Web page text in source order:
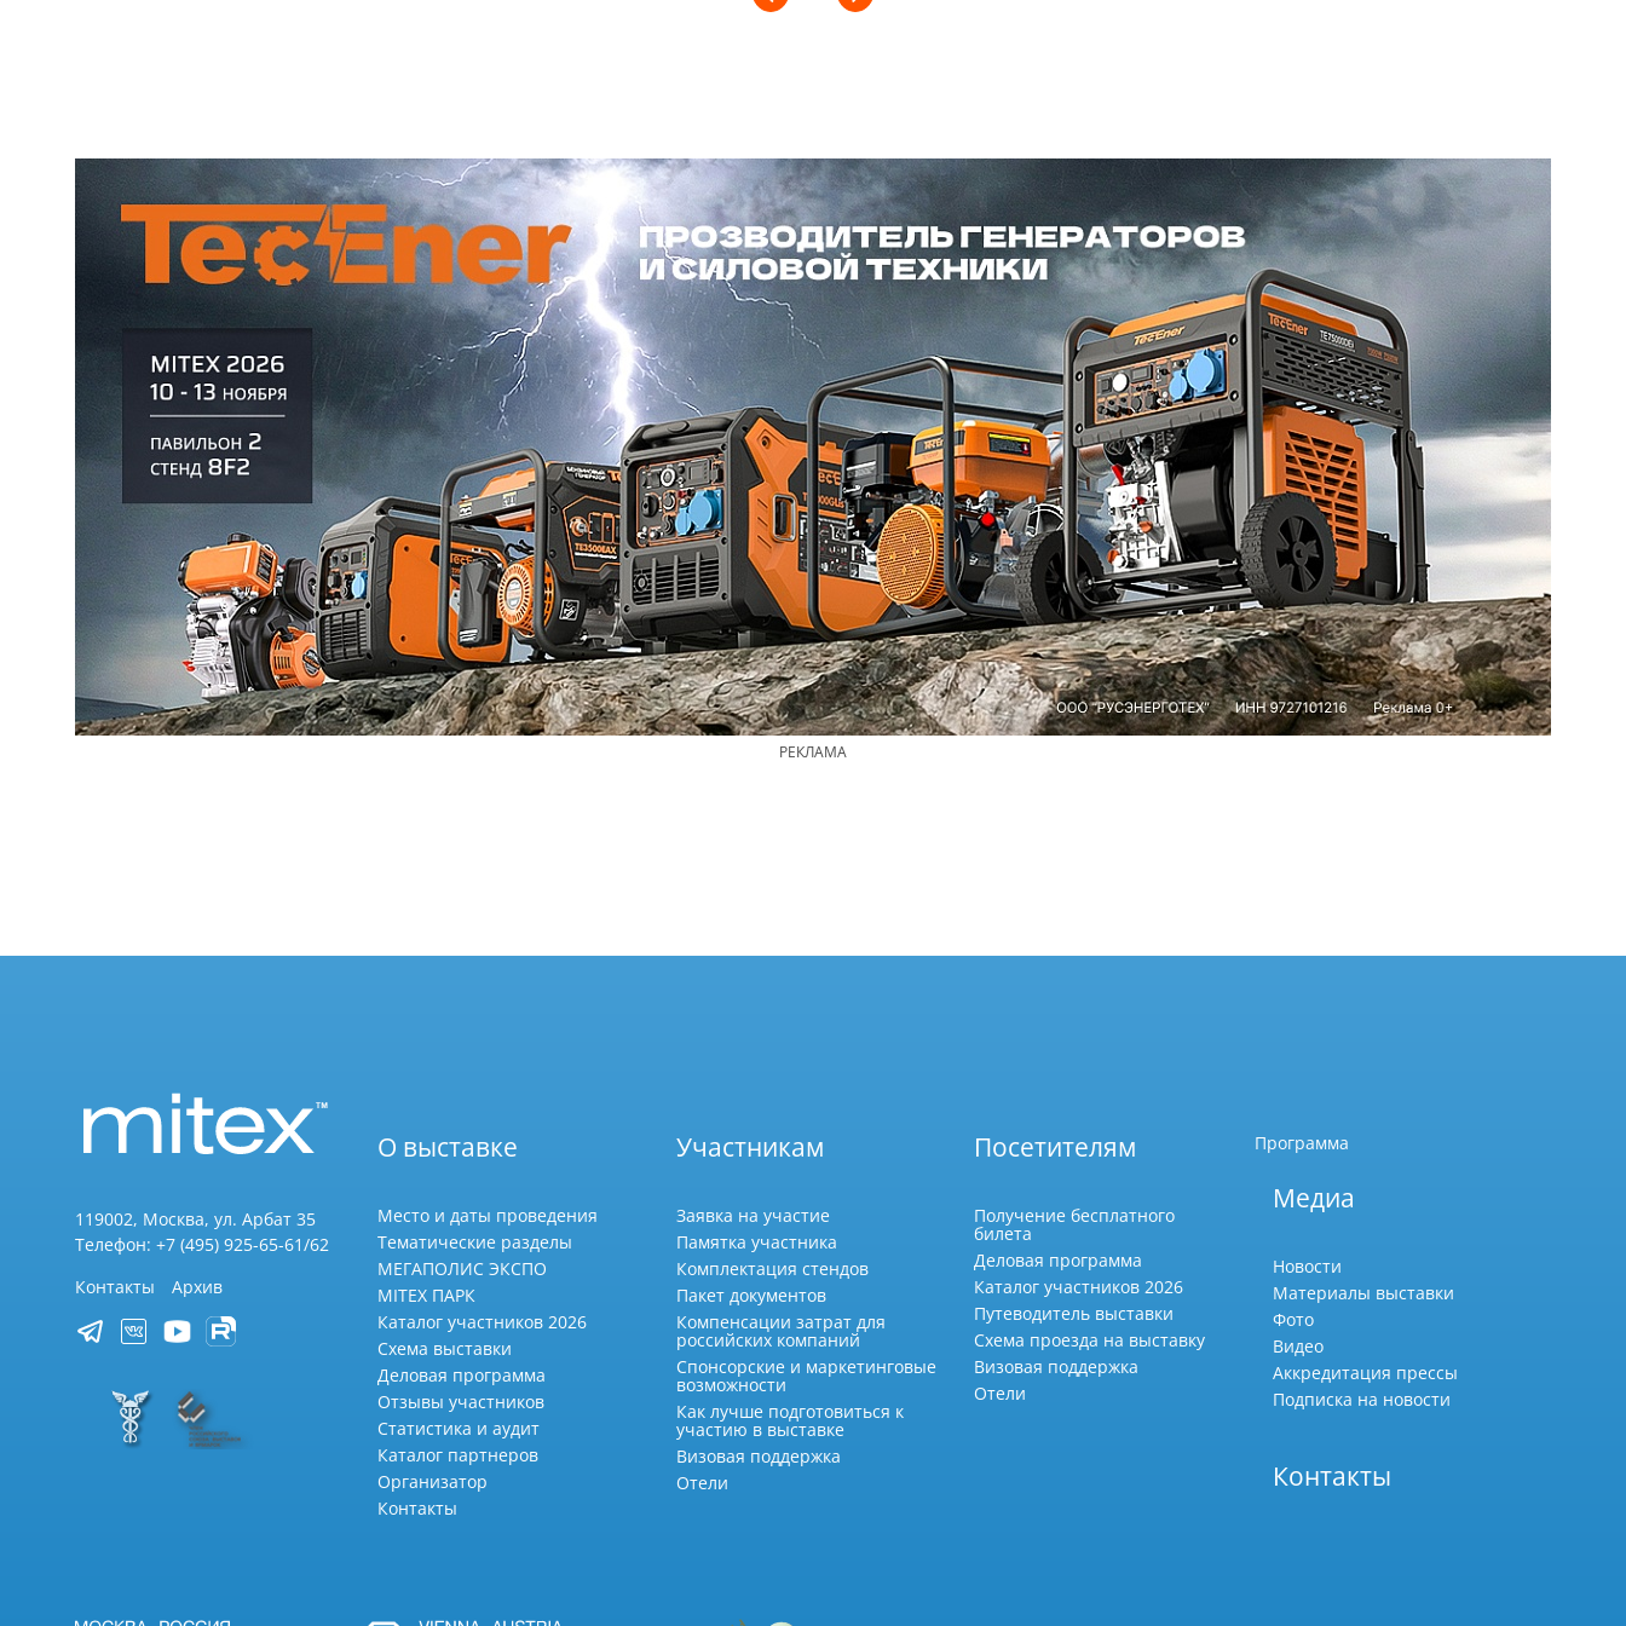
РЕКЛАМА
119002, Москва, ул. Арбат 35
Телефон: +7 (495) 925-65-61/62
Контакты
Архив
О выставке
Место и даты проведения
Тематические разделы
МЕГАПОЛИС ЭКСПО
MITEX ПАРК
Каталог участников 2026
Схема выставки
Деловая программа
Отзывы участников
Статистика и аудит
Каталог партнеров
Организатор
Контакты
Участникам
Заявка на участие
Памятка участника
Комплектация стендов
Пакет документов
Компенсации затрат для
российских компаний
Спонсорские и маркетинговые
возможности
Как лучше подготовиться к
участию в выставке
Визовая поддержка
Отели
Посетителям
Получение бесплатного
билета
Деловая программа
Каталог участников 2026
Путеводитель выставки
Схема проезда на выставку
Визовая поддержка
Отели
Программа
Медиа
Новости
Материалы выставки
Фото
Видео
Аккредитация прессы
Подписка на новости
Контакты